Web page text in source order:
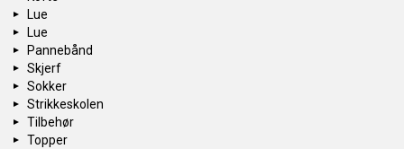
Lue
Lue
Pannebånd
Skjerf
Sokker
Strikkeskolen
Tilbehør
Topper